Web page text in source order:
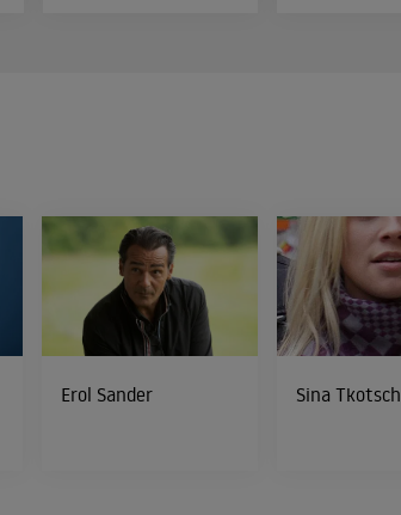
Erol Sander Sina Tkotsch